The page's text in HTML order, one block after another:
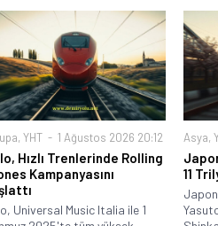
, YHT 1 Ağustos 2026 20:12
Hızlı Trenlerinde Rolling
Kampanyasını
Universal Music Italia ile 1
Asya,
11